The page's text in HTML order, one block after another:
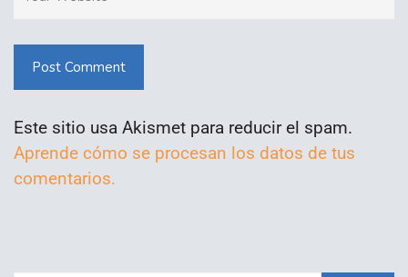
Post Comment
Este sitio usa Akismet para reducir el spam.
Aprende cómo se procesan los datos de tus
comentarios.